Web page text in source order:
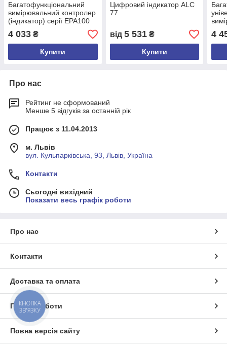
Багатофункціональний
вимірювальний контролер
(індикатор) серії EPA100
4 033 ₴
Купити
Цифровий індикатор ALC
77
від 5 531₴
Купити
4
Про нас
Рейтинг не сформований
Менше 5 відгуків за останній рік
Працює з 11.04.2013
м. Львів
вул. Кульпарківська, 93, Львів, Україна
Контакти
Сьогодні вихідний
Показати весь графік роботи
Про нас
Контакти
Доставка та оплата
Графік роботи
Повна версія сайту
КНОПКА
ЗВ'ЯЗКУ